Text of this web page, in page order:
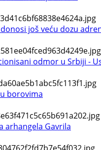
još veću dozu
odmor u Srbiji -
borovima
arhangela Gavrila